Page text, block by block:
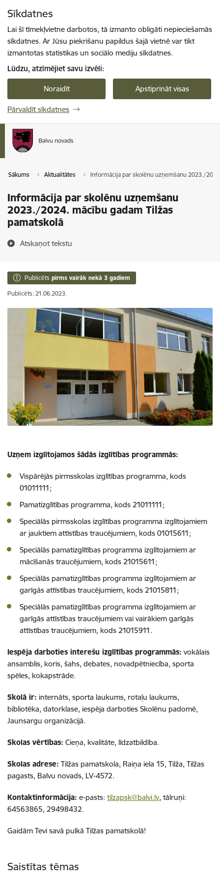
Sīkdatnes
Lai šī tīmekļvietne darbotos, tā izmanto obligāti nepieciešamās
sīkdatnes. Ar Jūsu piekrišanu papildus šajā vietnē var tikt
izmantotas statistikas un sociālo mediju sīkdatnes.
Lūdzu, atzīmējiet savu izvēli:
Noraidīt Apstiprināt visas
Pārvaldīt sīkdatnes
Sākums Aktualitātes Informācija par skolēnu uzņemšanu 2023./
Informācija par skolēnu uzņemšanu
2023./2024. mācību gadam Tilžas
pamatskolā
Atskaņot tekstu
Publicēts pirms vairāk nekā 3 gadiem
Publicēts: 21.06.2023.
Uzņem izglītojamos šādās izglītības programmās:
Vispārējās pirmsskolas izglītības programma, kods
01011111;
Pamatizglītības programma, kods 21011111;
Speciālās pirmsskolas izglītības programma izglītojamiem
ar jauktiem attīstības traucējumiem, kods 01015611;
Speciālās pamatizglītības programma izglītojamiem ar
mācīšanās traucējumiem, kods 21015611;
Speciālās pamatizglītības programma izglītojamiem ar
garīgās attīstības traucējumiem, kods 21015811;
Speciālās pamatizglītības programma izglītojamiem ar
garīgās attīstības traucējumiem vai vairākiem garīgās
attīstības traucējumiem, kods 21015911.
Iespēja darboties interešu izglītības programmās: vokālais
ansamblis, koris, šahs, debates, novadpētniecība, sporta
spēles, kokapstrāde.
Skolā ir: internāts, sporta laukums, rotaļu laukums,
bibliotēka, datorklase, iespēja darboties Skolēnu padomē,
Jaunsargu organizācijā.
Skolas vērtības: Cieņa, kvalitāte, līdzatbildība.
Skolas adrese: Tilžas pamatskola, Raiņa iela 15, Tilža, Tilžas
pagasts, Balvu novads, LV-4572.
Kontaktinformācija: e-pasts: tilzapsk@balvi.lv, tālruņi:
64563865, 29498432.
Gaidām Tevi savā pulkā Tilžas pamatskolā!
Saistītas tēmas